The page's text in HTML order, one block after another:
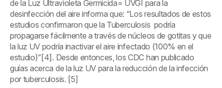
de la Luz Ultravioleta Germicida= UVGI para la
desinfección del aire informa que: “Los resultados de estos
estudios confirmaron que la Tuberculosis podría
propagarse fácilmente a través de núcleos de gotitas y que
la luz UV podría inactivar el aire infectado (100% en el
estudio)”[4]. Desde entonces, los CDC han publicado
guías acerca de la luz UV para la reducción de la infección
por tuberculosis. [5]